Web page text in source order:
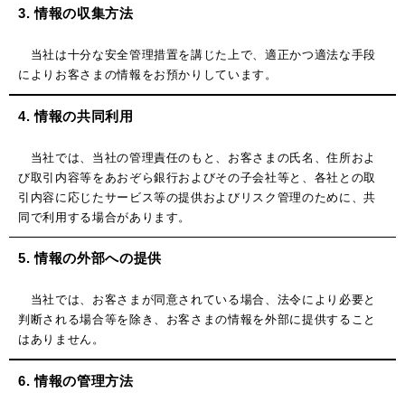
3. 情報の収集方法
当社は十分な安全管理措置を講じた上で、適正かつ適法な手段
によりお客さまの情報をお預かりしています。
4. 情報の共同利用
当社では、当社の管理責任のもと、お客さまの氏名、住所およ
び取引内容等をあおぞら銀行およびその子会社等と、各社との取
引内容に応じたサービス等の提供およびリスク管理のために、共
同で利用する場合があります。
5. 情報の外部への提供
当社では、お客さまが同意されている場合、法令により必要と
判断される場合等を除き、お客さまの情報を外部に提供すること
はありません。
6. 情報の管理方法